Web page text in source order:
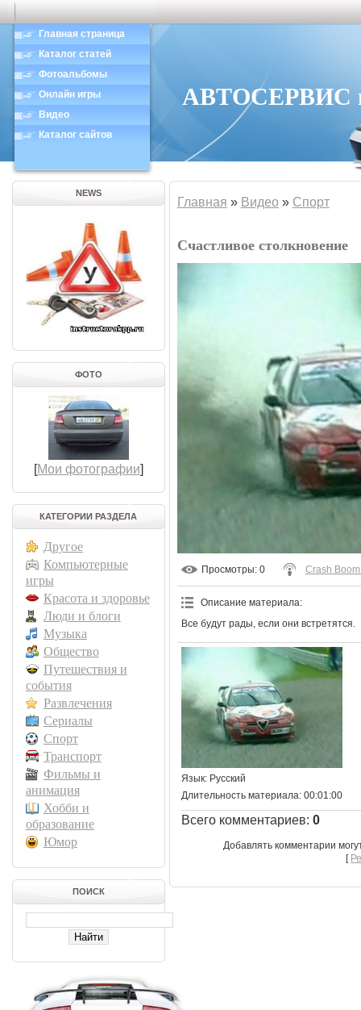
Главная страница
Каталог статей
Фотоальбомы
Онлайн игры
Видео
Каталог сайтов
АВТОСЕРВИС в
NEWS
ФОТО
[Мои фотографии]
КАТЕГОРИИ РАЗДЕЛА
Другое
Компьютерные
игры
Красота и здоровье
Люди и блоги
Музыка
Общество
Путешествия и
события
Развлечения
Сериалы
Спорт
Транспорт
Фильмы и
анимация
Хобби и
образование
Юмор
ПОИСК
Главная » Видео » Спорт
Счастливое столкновение
Просмотры: 0 Crash
Описание материала:
Все будут рады, если они встретятся.
Язык: Русский
Длительность материала: 00:01:00
Всего комментариев: 0
Добавлять комментарии
[